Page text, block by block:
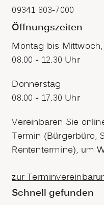
09341 803-7000
Öffnungszeiten
Montag bis
08.00 - 12.30 Uhr
Donnerstag
08.00 - 17.30 Uhr
Vereinbaren Sie
Termin (Bürgerbüro,
Rententermine), um
zur
Schnell gefunden